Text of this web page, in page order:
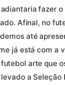
fazer
Afinal, no
até
já está com a
arte que
a Seleção